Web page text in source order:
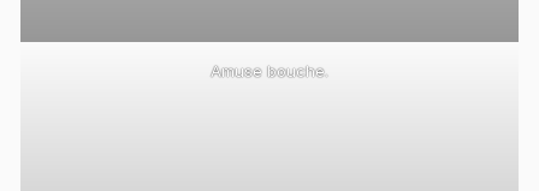
Amuse bouche.